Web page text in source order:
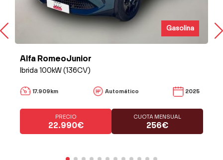
Gasolina
Alfa RomeoJunior
Ibrida 100kW (136CV)
17.909km Automático 2025
PRECIO
22.990€
CUOTA MENSUAL
256€